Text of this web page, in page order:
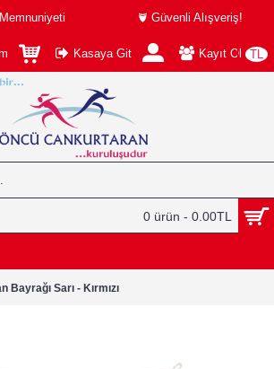
Güvenli Alışveriş!
TL
Kasaya Git Kayıt Ol
0 ürün - 0.00TL
Bayrağı Sarı - Kırmızı